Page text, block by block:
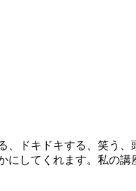
ドキドキする、笑う
してくれます。私の